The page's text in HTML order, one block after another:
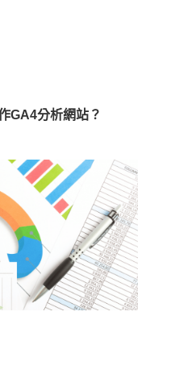
GA4分析網站？